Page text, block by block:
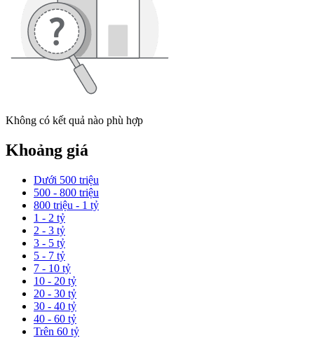
Không có kết quả nào phù hợp
Khoảng giá
Dưới 500 triệu
500 - 800 triệu
800 triệu - 1 tỷ
1 - 2 tỷ
2 - 3 tỷ
3 - 5 tỷ
5 - 7 tỷ
7 - 10 tỷ
10 - 20 tỷ
20 - 30 tỷ
30 - 40 tỷ
40 - 60 tỷ
Trên 60 tỷ